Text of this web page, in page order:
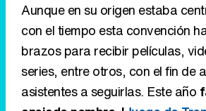
Aunque en su origen estaba
con el tiempo esta convención
brazos para recibir películas,
series, entre otros, con el fin de
asistentes a seguirlas. Este año